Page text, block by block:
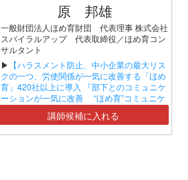
原 邦雄
一般財団法人ほめ育財団 代表理事 株式会社
スパイラルアップ 代表取締役／ほめ育コン
サルタント
▶ 【ハラスメント防止、中小企業の最大リス
クの一つ、労使関係が一気に改善する「ほめ
育」420社以上に導入 『部下とのコミュニケ
ーションが一気に改善 “ほめ育”コミュニケ
ーションセミナー』】講師候補に入れる